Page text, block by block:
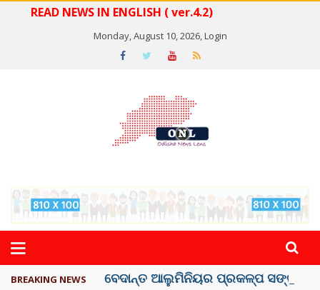
READ NEWS IN ENGLISH ( ver.4.2)
Monday, August 10, 2026,Login
BREAKING NEWS ବେଦାନ୍ତ ଆଲୁମିନିୟର ପ୍ରକଳ୍ପ ସଙ୍ଗମ ...